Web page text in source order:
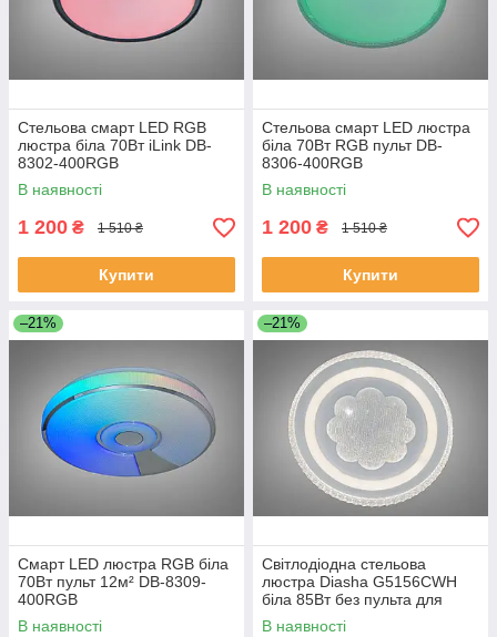
Стельова смарт LED RGB
люстра біла 70Вт iLink DB-
8302-400RGB
В наявності
1 200 ₴ 1 510 ₴
Купити
Стельова смарт LED люстра
біла 70Вт RGB пульт DB-
8306-400RGB
В наявності
1 200 ₴ 1 510 ₴
Купити
–21%
Смарт LED люстра RGB біла
70Вт пульт 12м² DB-8309-
400RGB
В наявності
–21%
Світлодіодна стельова
люстра Diasha G5156CWH
біла 85Вт без пульта для
вітальні WG5156/C WH
В наявності